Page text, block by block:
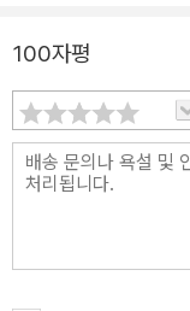
100자평